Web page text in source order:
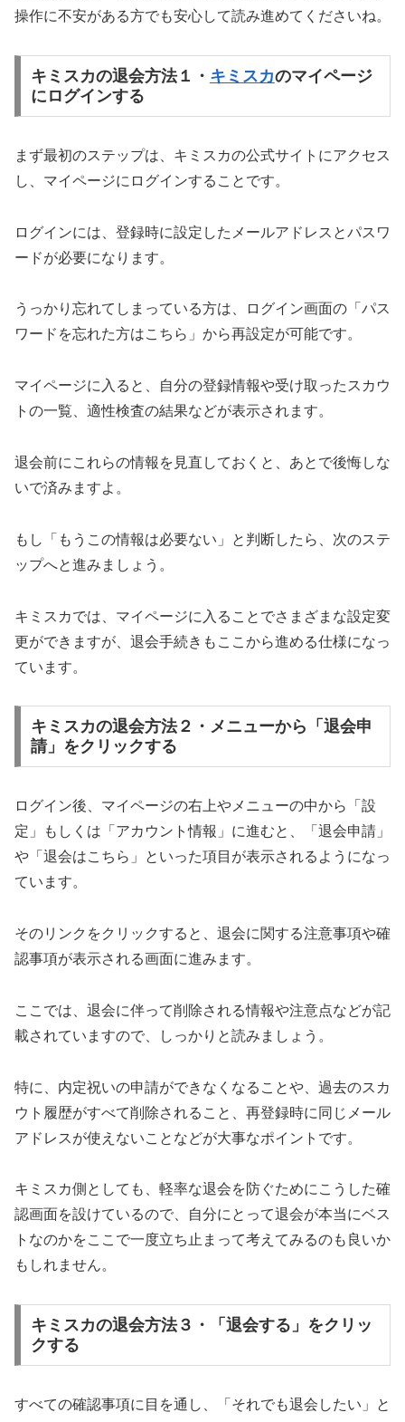
操作に不安がある方でも安心して読み進めてくださいね。
キミスカの退会方法１・ キミスカのマイページ
にログインする
まず最初のステップは、キミスカの公式サイトにアクセス
し、マイページにログインすることです。
ログインには、登録時に設定したメールアドレスとパスワ
ードが必要になります。
うっかり忘れてしまっている方は、ログイン画面の「パス
ワードを忘れた方はこちら」から再設定が可能です。
マイページに入ると、自分の登録情報や受け取ったスカウ
トの一覧、適性検査の結果などが表示されます。
退会前にこれらの情報を見直しておくと、あとで後悔しな
いで済みますよ。
もし「もうこの情報は必要ない」と判断したら、次のステ
ップへと進みましょう。
キミスカでは、マイページに入ることでさまざまな設定変
更ができますが、退会手続きもここから進める仕様になっ
ています。
キミスカの退会方法２・メニューから「退会申
請」をクリックする
ログイン後、マイページの右上やメニューの中から「設
定」もしくは「アカウント情報」に進むと、「退会申請」
や「退会はこちら」といった項目が表示されるようになっ
ています。
そのリンクをクリックすると、退会に関する注意事項や確
認事項が表示される画面に進みます。
ここでは、退会に伴って削除される情報や注意点などが記
載されていますので、しっかりと読みましょう。
特に、内定祝いの申請ができなくなることや、過去のスカ
ウト履歴がすべて削除されること、再登録時に同じメール
アドレスが使えないことなどが大事なポイントです。
キミスカ側としても、軽率な退会を防ぐためにこうした確
認画面を設けているので、自分にとって退会が本当にベス
トなのかをここで一度立ち止まって考えてみるのも良いか
もしれません。
キミスカの退会方法３・「退会する」をクリッ
クする
すべての確認事項に目を通し、「それでも退会したい」と